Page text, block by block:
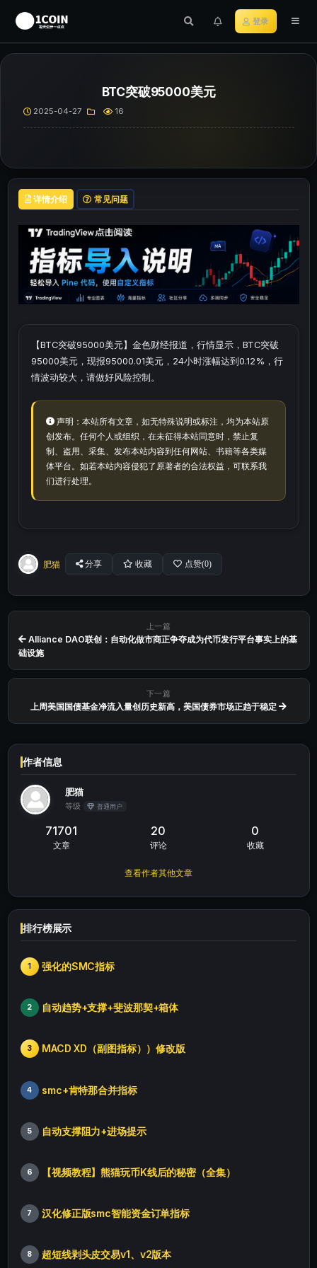
登录
BTC突破95000美元
2025-04-27 16
详情介绍 常见问题
【BTC突破95000美元】金色财经报道，行情显示，BTC突破
95000美元，现报95000.01美元，24小时涨幅达到0.12%，行
情波动较大，请做好风险控制。
声明：本站所有文章，如无特殊说明或标注，均为本站原
创发布。任何个人或组织，在未征得本站同意时，禁止复
制、盗用、采集、发布本站内容到任何网站、书籍等各类媒
体平台。如若本站内容侵犯了原著者的合法权益，可联系我
们进行处理。
肥猫 分享 收藏 点赞(0)
上一篇
Alliance DAO联创：自动化做市商正争夺成为代币发行平台事实上的基
础设施
下一篇
上周美国国债基金净流入量创历史新高，美国债券市场正趋于稳定
作者信息
肥猫
等级 普通用户
71701
文章
20
评论
0
收藏
查看作者其他文章
排行榜展示
1 强化的SMC指标
2 自动趋势+支撑+斐波那契+箱体
3 MACD XD（副图指标））修改版
4 smc+肯特那合并指标
5 自动支撑阻力+进场提示
6 【视频教程】熊猫玩币K线后的秘密（全集）
7 汉化修正版smc智能资金订单指标
8 超短线剥头皮交易v1、v2版本